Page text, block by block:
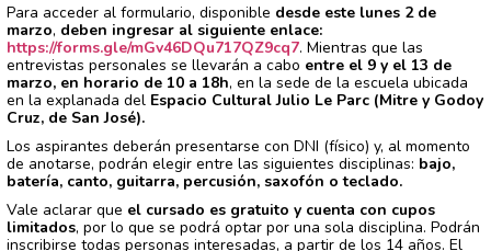
Para acceder al formulario, disponible desde este lunes 2 de
marzo, deben ingresar al siguiente enlace:
https://forms.gle/mGv46DQu717QZ9cq7. Mientras que las
entrevistas personales se llevarán a cabo entre el 9 y el 13 de
marzo, en horario de 10 a 18h, en la sede de la escuela ubicada
en la explanada del Espacio Cultural Julio Le Parc (Mitre y Godoy
Cruz, de San José).
Los aspirantes deberán presentarse con DNI (físico) y, al momento
de anotarse, podrán elegir entre las siguientes disciplinas: bajo,
batería, canto, guitarra, percusión, saxofón o teclado.
Vale aclarar que el cursado es gratuito y cuenta con cupos
limitados, por lo que se podrá optar por una sola disciplina. Podrán
inscribirse todas personas interesadas, a partir de los 14 años. El